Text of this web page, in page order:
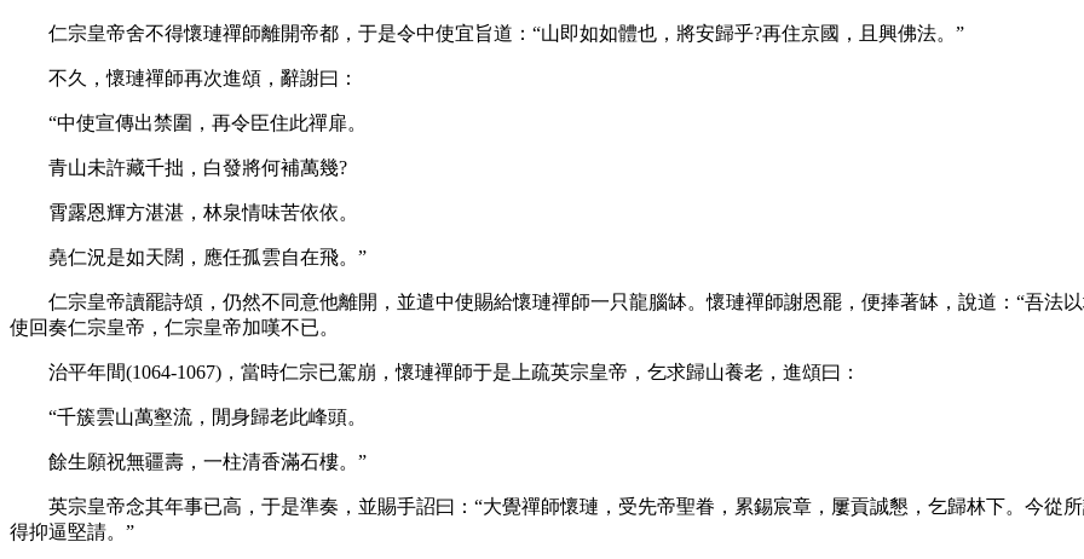
仁宗皇帝舍不得懷璉禪師離開帝都，于是令中使宜旨道：“山即如如體也，將安歸乎?再住京國，且興佛法。”
不久，懷璉禪師再次進頌，辭謝曰：
“中使宣傳出禁圍，再令臣住此禪扉。
青山未許藏千拙，白發將何補萬幾?
霄露恩輝方湛湛，林泉情味苦依依。
堯仁況是如天闊，應任孤雲自在飛。”
仁宗皇帝讀罷詩頌，仍然不同意他離開，並遣中使賜給懷璉禪師一只龍腦缽。懷璉禪師謝恩罷，便捧著缽，說道：“吾法
使回奏仁宗皇帝，仁宗皇帝加嘆不已。
治平年間(1064-1067)，當時仁宗已駕崩，懷璉禪師于是上疏英宗皇帝，乞求歸山養老，進頌曰：
“千簇雲山萬壑流，閒身歸老此峰頭。
餘生願祝無疆壽，一柱清香滿石樓。”
英宗皇帝念其年事已高，于是準奏，並賜手詔曰：“大覺禪師懷璉，受先帝聖眷，累錫宸章，屢貢誠懇，乞歸林下。今從
得抑逼堅請。”